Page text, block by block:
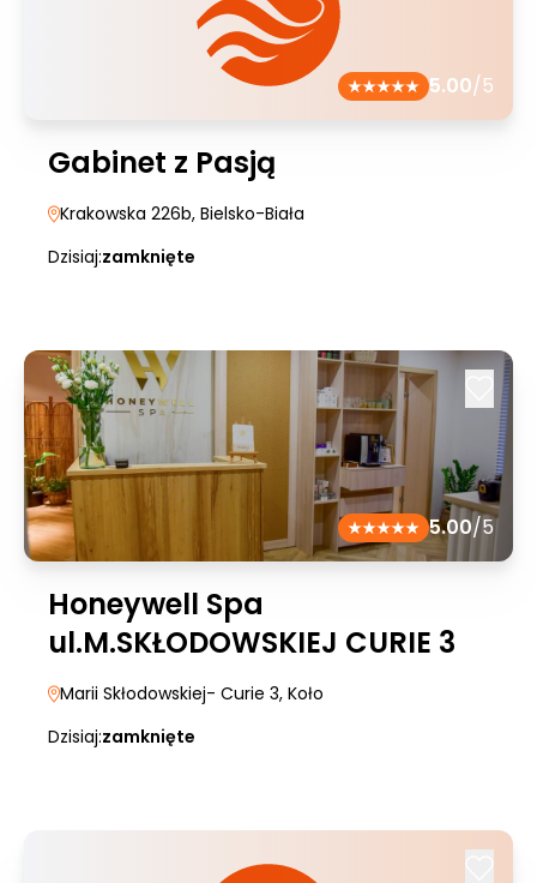
5.00/5
Gabinet z Pasją
Krakowska 226b, Bielsko-Biała
Dzisiaj:zamknięte
5.00/5
Honeywell Spa
ul.M.SKŁODOWSKIEJ CURIE 3
Marii Skłodowskiej- Curie 3, Koło
Dzisiaj:zamknięte